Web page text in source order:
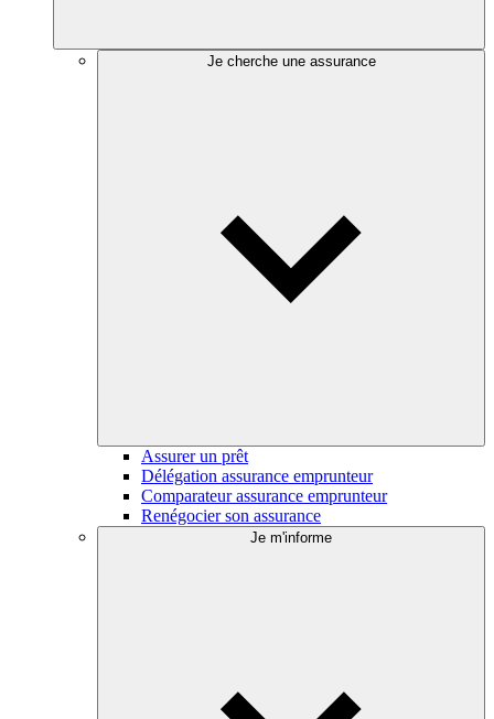
Je cherche une assurance
Assurer un prêt
Délégation assurance emprunteur
Comparateur assurance emprunteur
Renégocier son assurance
Je m'informe